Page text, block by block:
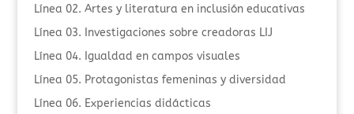
Línea 02. Artes y literatura en inclusión educativas
Línea 03. Investigaciones sobre creadoras LIJ
Línea 04. Igualdad en campos visuales
Línea 05. Protagonistas femeninas y diversidad
Línea 06. Experiencias didácticas